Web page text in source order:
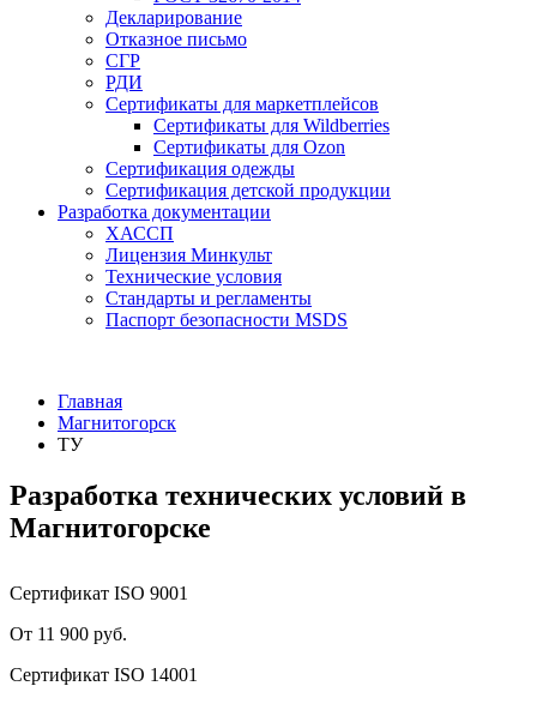
Декларирование
Отказное письмо
СГР
РДИ
Сертификаты для маркетплейсов
Сертификаты для Wildberries
Сертификаты для Ozon
Сертификация одежды
Сертификация детской продукции
Разработка документации
ХАССП
Лицензия Минкульт
Технические условия
Стандарты и регламенты
Паспорт безопасности MSDS
Главная
Магнитогорск
ТУ
Разработка технических условий в
Магнитогорске
Сертификат ISO 9001
От 11 900 руб.
Сертификат ISO 14001